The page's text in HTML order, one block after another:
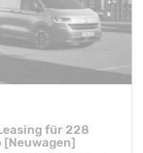
für 228
[Neuwagen]